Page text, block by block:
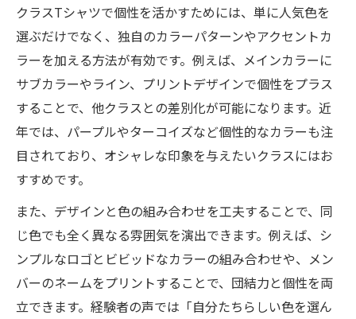
クラスTシャツで個性を活かすためには、単に人気色を
選ぶだけでなく、独自のカラーパターンやアクセントカ
ラーを加える方法が有効です。例えば、メインカラーに
サブカラーやライン、プリントデザインで個性をプラス
することで、他クラスとの差別化が可能になります。近
年では、パープルやターコイズなど個性的なカラーも注
目されており、オシャレな印象を与えたいクラスにはお
すすめです。
また、デザインと色の組み合わせを工夫することで、同
じ色でも全く異なる雰囲気を演出できます。例えば、シ
ンプルなロゴとビビッドなカラーの組み合わせや、メン
バーのネームをプリントすることで、団結力と個性を両
立できます。経験者の声では「自分たちらしい色を選ん